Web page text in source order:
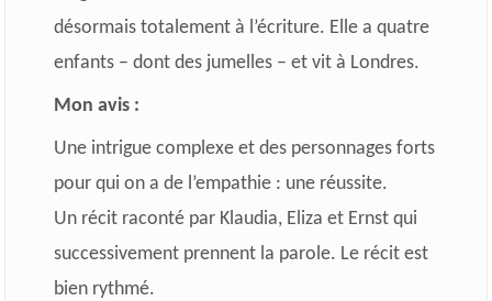
désormais totalement à l’écriture. Elle a quatre
enfants – dont des jumelles – et vit à Londres.
Mon avis :
Une intrigue complexe et des personnages forts
pour qui on a de l’empathie : une réussite.
Un récit raconté par Klaudia, Eliza et Ernst qui
successivement prennent la parole. Le récit est
bien rythmé.